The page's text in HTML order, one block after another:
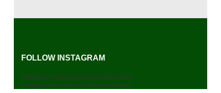
FOLLOW INSTAGRAM
Instagram has returned invalid data.
Instagram has returned invalid data.